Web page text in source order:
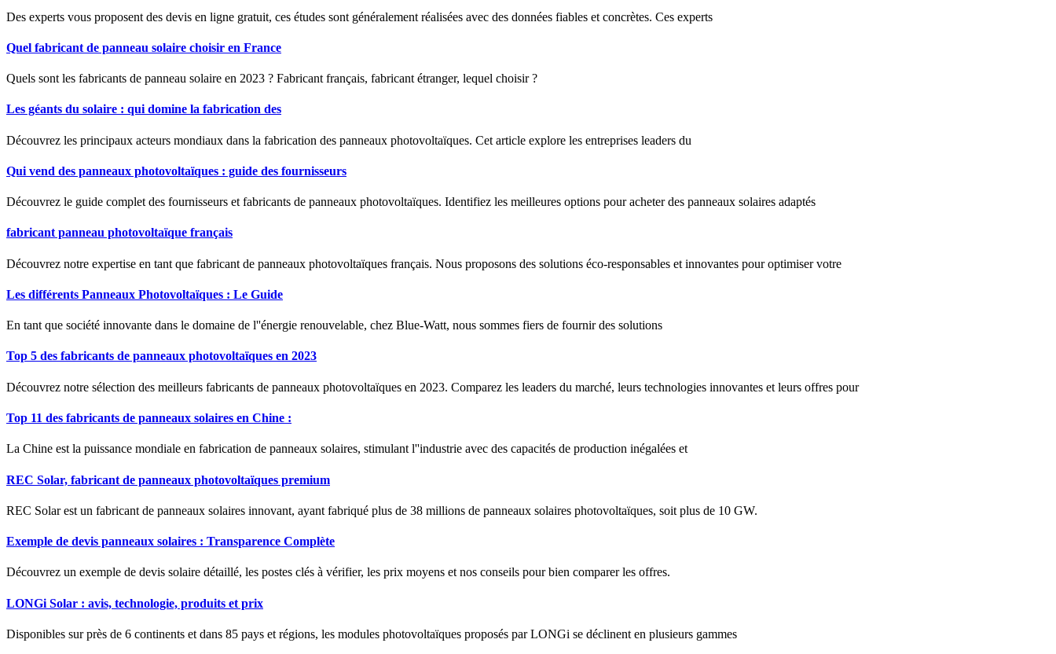
Des experts vous proposent des devis en ligne gratuit, ces études sont généralement réalisées avec des données fiables et concrètes. Ces experts
Quel fabricant de panneau solaire choisir en France
Quels sont les fabricants de panneau solaire en 2023 ? Fabricant français, fabricant étranger, lequel choisir ?
Les géants du solaire : qui domine la fabrication des
Découvrez les principaux acteurs mondiaux dans la fabrication des panneaux photovoltaïques. Cet article explore les entreprises leaders du
Qui vend des panneaux photovoltaïques : guide des fournisseurs
Découvrez le guide complet des fournisseurs et fabricants de panneaux photovoltaïques. Identifiez les meilleures options pour acheter des panneaux solaires adaptés
fabricant panneau photovoltaïque français
Découvrez notre expertise en tant que fabricant de panneaux photovoltaïques français. Nous proposons des solutions éco-responsables et innovantes pour optimiser votre
Les différents Panneaux Photovoltaïques : Le Guide
En tant que société innovante dans le domaine de l''énergie renouvelable, chez Blue-Watt, nous sommes fiers de fournir des solutions
Top 5 des fabricants de panneaux photovoltaïques en 2023
Découvrez notre sélection des meilleurs fabricants de panneaux photovoltaïques en 2023. Comparez les leaders du marché, leurs technologies innovantes et leurs offres pour
Top 11 des fabricants de panneaux solaires en Chine :
La Chine est la puissance mondiale en fabrication de panneaux solaires, stimulant l''industrie avec des capacités de production inégalées et
REC Solar, fabricant de panneaux photovoltaïques premium
REC Solar est un fabricant de panneaux solaires innovant, ayant fabriqué plus de 38 millions de panneaux solaires photovoltaïques, soit plus de 10 GW.
Exemple de devis panneaux solaires : Transparence Complète
Découvrez un exemple de devis solaire détaillé, les postes clés à vérifier, les prix moyens et nos conseils pour bien comparer les offres.
LONGi Solar : avis, technologie, produits et prix
Disponibles sur près de 6 continents et dans 85 pays et régions, les modules photovoltaïques proposés par LONGi se déclinent en plusieurs gammes